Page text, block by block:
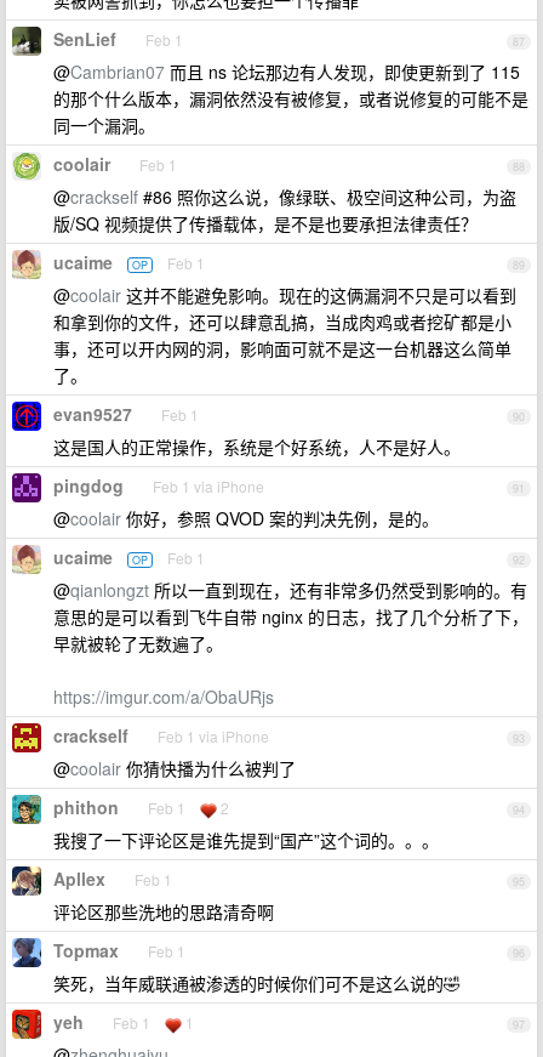
87
SenLief Feb 1
@Cambrian07 而且 ns 论坛那边有人发现，即使更新到了 115
的那个什么版本，漏洞依然没有被修复，或者说修复的可能不是
同一个漏洞。
88
coolair Feb 1
@crackself #86 照你这么说，像绿联、极空间这种公司，为盗
版/SQ 视频提供了传播载体，是不是也要承担法律责任？
89
ucaime OP Feb 1
@coolair 这并不能避免影响。现在的这俩漏洞不只是可以看到
和拿到你的文件，还可以肆意乱搞，当成肉鸡或者挖矿都是小
事，还可以开内网的洞，影响面可就不是这一台机器这么简单
了。
90
evan9527 Feb 1
这是国人的正常操作，系统是个好系统，人不是好人。
91
pingdog Feb 1 via iPhone
@coolair 你好，参照 QVOD 案的判决先例，是的。
92
ucaime OP Feb 1
@qianlongzt 所以一直到现在，还有非常多仍然受到影响的。有
意思的是可以看到飞牛自带 nginx 的日志，找了几个分析了下，
早就被轮了无数遍了。
https://imgur.com/a/ObaURjs
93
crackself Feb 1 via iPhone
@coolair 你猜快播为什么被判了
94
phithon Feb 1 2
我搜了一下评论区是谁先提到“国产”这个词的。。。
95
Apllex Feb 1
评论区那些洗地的思路清奇啊
96
Topmax Feb 1
笑死，当年威联通被渗透的时候你们可不是这么说的🤣
97
yeh Feb 1 1